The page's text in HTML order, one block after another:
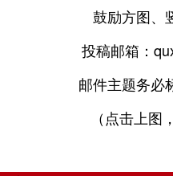
鼓励方图、
投稿邮箱：
邮件主题务必
（点击上图